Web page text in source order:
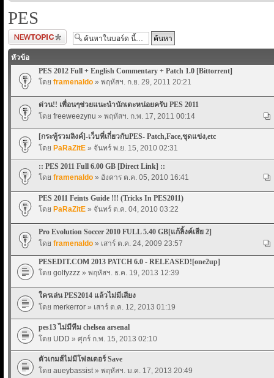
PES
ตั้งกระทู้ใหม่
หัวข้อ
PES 2012 Full + English Commentary + Patch 1.0 [Bittorrent]
โดย framenaldo » พฤหัสฯ. ก.ย. 29, 2011 20:21
ด่วน!! เพื่อนๆช่วยแนะนำนักเตะหน่อยครับ PES 2011
โดย freeweezynu » พฤหัสฯ. ก.พ. 17, 2011 00:14
[กระทู้รวมลิงค์]-เว็บที่เกี่ยวกับPES- Patch,Face,ชุดแข่ง,etc
โดย PaRaZitE » จันทร์ พ.ย. 15, 2010 02:31
:: PES 2011 Full 6.00 GB [Direct Link] ::
โดย framenaldo » อังคาร ต.ค. 05, 2010 16:41
PES 2011 Feints Guide !!! (Tricks In PES2011)
โดย PaRaZitE » จันทร์ ต.ค. 04, 2010 03:22
Pro Evolution Soccer 2010 FULL 5.40 GB[แก้ลิ้งค์เสีย 2]
โดย framenaldo » เสาร์ ต.ค. 24, 2009 23:57
PESEDIT.COM 2013 PATCH 6.0 - RELEASED![one2up]
โดย golfyzzz » พฤหัสฯ. ธ.ค. 19, 2013 12:39
ใครเล่น PES2014 แล้วไม่มีเสียง
โดย merkerror » เสาร์ ต.ค. 12, 2013 01:19
pes13 ไม่มีทีม chelsea arsenal
โดย UDD » ศุกร์ ก.พ. 15, 2013 02:10
ตัวเกมส์ไม่มีโฟลเดอร์ Save
โดย aueybassist» พฤหัสฯ. ม.ค. 17, 2013 20:49